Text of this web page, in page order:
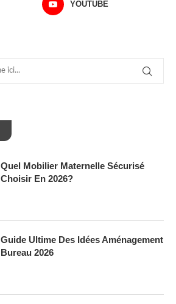
YOUTUBE
Quel Mobilier Maternelle Sécurisé
Choisir En 2026?
Guide Ultime Des Idées Aménagement
Bureau 2026